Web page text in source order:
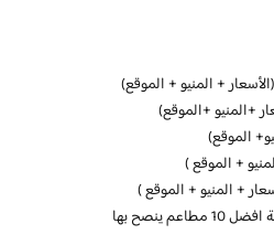
+ المنيو + الموقع)
+المنيو +الموقع)
الموقع)
+ الموقع )
+ المنيو + الموقع )
ينصح بها